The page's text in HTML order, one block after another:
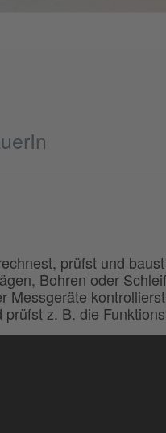
prüfst und
Bohren oder
Messgeräte
z. B. die